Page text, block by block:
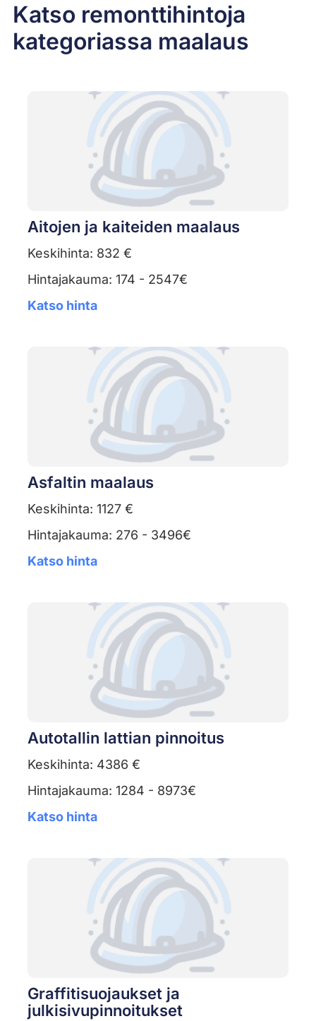
Katso remonttihintoja
kategoriassa maalaus
Aitojen ja kaiteiden maalaus
Keskihinta: 832 €
Hintajakauma: 174 - 2547€
Katso hinta
Asfaltin maalaus
Keskihinta: 1127 €
Hintajakauma: 276 - 3496€
Katso hinta
Autotallin lattian pinnoitus
Keskihinta: 4386 €
Hintajakauma: 1284 - 8973€
Katso hinta
Graffitisuojaukset ja
julkisivupinnoitukset